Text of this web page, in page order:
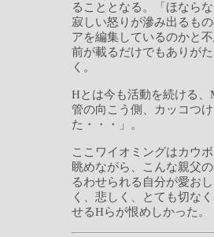
ることとなる。「ほなら
寂しい怒りが滲み出るも
アを編集しているのかと
前が載るだけでもありが
く。
Hとは今も活動を続ける
管の向こう側、カッコつ
た・・・」。
ここワイオミングはカウ
眺めながら、こんな親父
るわせられる自分が愛お
く、悲しく、とても切な
せるHらが恨めしかった。